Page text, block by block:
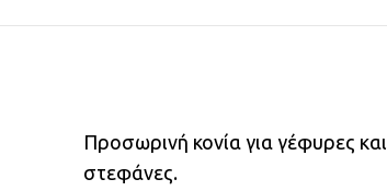
Προσωρινή κονία για γέφυρες και
στεφάνες.